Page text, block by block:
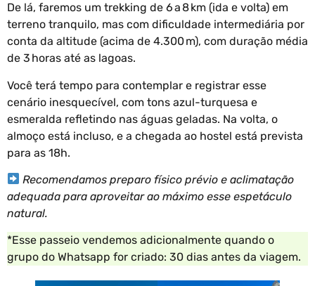
De lá, faremos um trekking de 6 a 8 km (ida e volta) em
terreno tranquilo, mas com dificuldade intermediária por
conta da altitude (acima de 4.300 m), com duração média
de 3 horas até as lagoas.
Você terá tempo para contemplar e registrar esse
cenário inesquecível, com tons azul-turquesa e
esmeralda refletindo nas águas geladas. Na volta, o
almoço está incluso, e a chegada ao hostel está prevista
para as 18h.
Recomendamos preparo físico prévio e aclimatação
adequada para aproveitar ao máximo esse espetáculo
natural.
*Esse passeio vendemos adicionalmente quando o
grupo do Whatsapp for criado: 30 dias antes da viagem.